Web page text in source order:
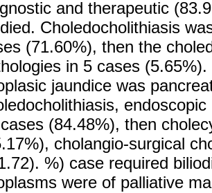
and therapeutic
Choledocholithiasis
(71.60%), then the
in 5 cases
jaundice was
(84.48%), then
cholangio-surgical
%) case required
were of palliative